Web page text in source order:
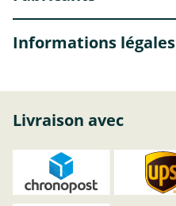
Informations légales
Livraison avec